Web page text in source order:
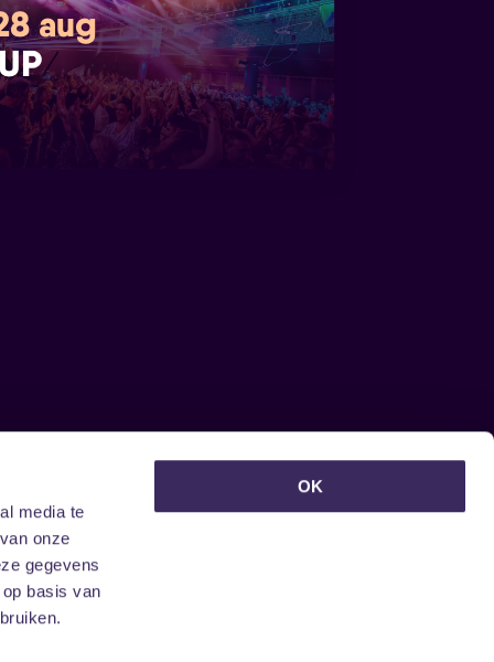
media te
onze
gegevens
basis van
OK
aug
ontvangen?